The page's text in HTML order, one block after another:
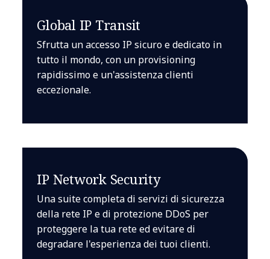
Global IP Transit
Sfrutta un accesso IP sicuro e dedicato in
tutto il mondo, con un provisioning
rapidissimo e un'assistenza clienti
eccezionale.
IP Network Security
Una suite completa di servizi di sicurezza
della rete IP e di protezione DDoS per
proteggere la tua rete ed evitare di
degradare l'esperienza dei tuoi clienti.